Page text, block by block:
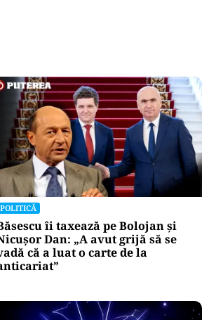
POLITICĂ
îi taxează pe Bolojan și
Dan: „A avut grijă să se
că a luat o carte de la